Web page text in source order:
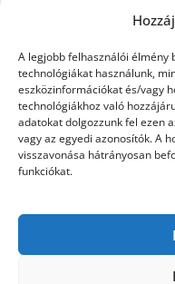
A legjobb felhasználói élmény
technológiákat használunk,
eszközinformációkat és/vagy
technológiákhoz való
adatokat dolgozzunk fel ezen
vagy az egyedi azonosítók. A
visszavonása hátrányosan
funkciókat.
Ingatlan
Művészetek és
Múzeumok
Szolgáltatás
Szórakozás
Webáruház